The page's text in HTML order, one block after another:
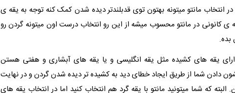
انتخاب مانتو میتونه بهتون توی قدبلندتر دیده شدن کمک کنه توجه به یقه ی
کانونی در مانتو محسوب میشه از این رو انتخاب درست اون میتونه گردن رو
بده.
یقه های کشیده مثل یقه انگلیسی و یا یقه های آبشاری و هفتی هستن
دادن شما از طریق ایجاد خطای دید به کشیده تر دیده شدن گردن و در نهایت
که شما میتونید مانتو با یقه گرد هم انتخاب کنید اما در انتخاب یقه های